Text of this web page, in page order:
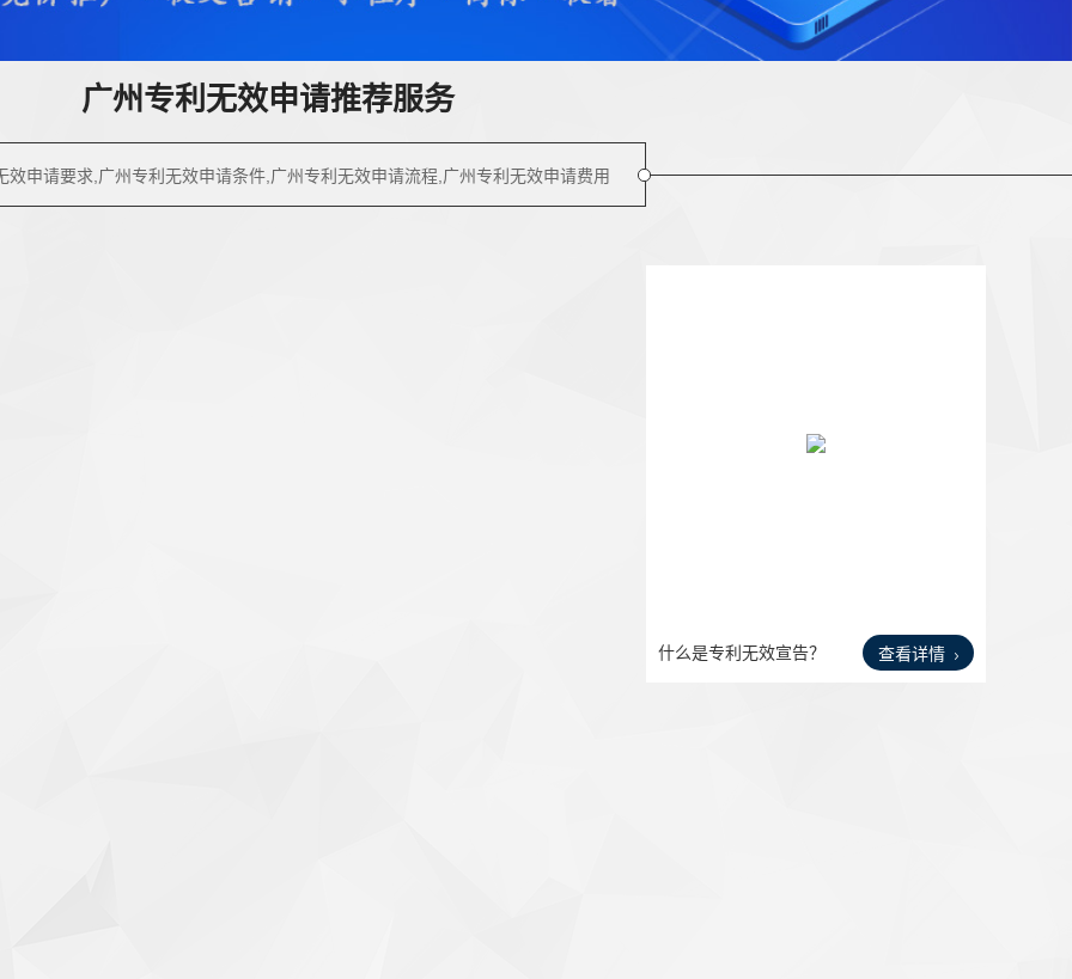
广州专利无效申请推荐服务
效申请要求,广州专利无效申请条件,广州专利无效申请流程,广州专利无效申请费用
查看详情
什么是专利无效宣告？